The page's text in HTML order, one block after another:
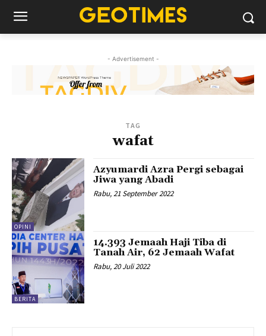
- Advertisement -
TAG
wafat
OPINI
Azyumardi Azra Pergi sebagai
Jiwa yang Abadi
Rabu, 21 September 2022
BERITA
14.393 Jemaah Haji Tiba di
Tanah Air, 62 Jemaah Wafat
Rabu, 20 Juli 2022